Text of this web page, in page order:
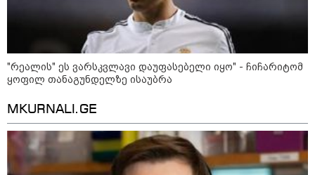
11:17 / 08-08-2026
"რეალის" ეს ვარსკვლავი დაუფასებელი იყო" - ჩიჩარიტომ
ყოფილ თანაგუნდელზე ისაუბრა
MKURNALI.GE